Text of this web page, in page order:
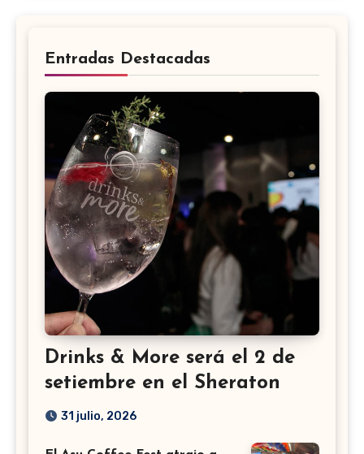
Entradas Destacadas
Drinks & More será el 2 de
setiembre en el Sheraton
31 julio, 2026